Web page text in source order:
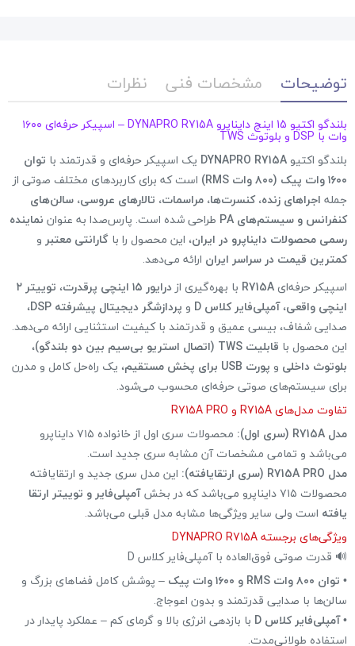
توضیحات مشخصات فنی نظرات
بلندگو اکتیو 15 اینچ دایناپرو DYNAPRO R715A – اسپیکر حرفه‌ای ۱۶۰۰
وات با DSP و بلوتوث TWS
بلندگو اکتیوDYNAPRO R715A یک اسپیکر حرفه‌ای و قدرتمند با توان
۱۶۰۰ وات پیک (۸۰۰ وات RMS)
است که برای کاربردهای مختلف صوتی از
جمله اجراهای زنده، کنسرت‌ها، مراسمات، تالارهای عروسی، سالن‌های
کنفرانس و سیستم‌های PA
طراحی شده است. پارس‌صدا به عنوان نماینده
رسمی محصولات دایناپرو در ایران، این محصول را با گارانتی معتبر و
کمترین قیمت در سراسر ایران ارائه می‌دهد.
اسپیکر حرفه‌ای R715A با بهره‌گیری ازدرایور ۱۵ اینچی پرقدرت ،
توییتر ۲
اینچی واقعی،آمپلی‌فایر کلاس D و پردازشگر دیجیتال پیشرفته DSP
،
صدایی شفاف، بیسی عمیق و قدرتمند با کیفیت استثنایی ارائه می‌دهد.
این محصول با قابلیت TWS (اتصال استریو بی‌سیم بین دو بلندگو)
،
بلوتوث داخلی و پورت USB برای پخش مستقیم
، یک راه‌حل کامل و مدرن
برای سیستم‌های صوتی حرفه‌ای محسوب می‌شود.
تفاوت مدل‌های R715A و R715A PRO
مدل R715A (سری اول):
محصولات سری اول از خانواده ۷۱۵ دایناپرو
می‌باشد و تمامی مشخصات آن مشابه سری جدید است.
مدل R715A PRO (سری ارتقا‌یافته):
این مدل سری جدید و ارتقا‌یافته
محصولات ۷۱۵ دایناپرو می‌باشد که در بخش
آمپلی‌فایر و توییتر ارتقا
یافته است ولی سایر ویژگی‌ها مشابه مدل قبلی می‌باشد.
ویژگی‌های برجسته DYNAPRO R715A
🔊 قدرت صوتی فوق‌العاده با آمپلی‌فایر کلاس D
• توان ۸۰۰ وات RMS و ۱۶۰۰ وات پیک
– پوشش کامل فضاهای بزرگ و
سالن‌ها با صدایی قدرتمند و بدون اعوجاج.
•آمپلی‌فایر کلاس D
با بازدهی انرژی بالا و گرمای کم – عملکرد پایدار در
استفاده طولانی‌مدت.